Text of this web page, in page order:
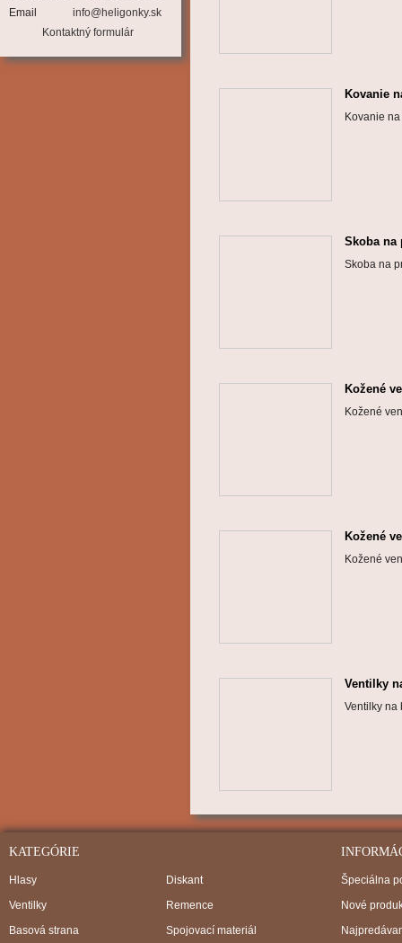
Email
info@heligonky.sk
Kontaktný formulár
Kovanie
Kovanie
Skoba na
Skoba na
Kožené
Kožené
Kožené
Kožené
Ventilky
Ventilky na
KATEGÓRIE
Hlasy
Ventilky
Diskant
Remence
Basová strana
Spojovací materiál
Špeciálna
Nové